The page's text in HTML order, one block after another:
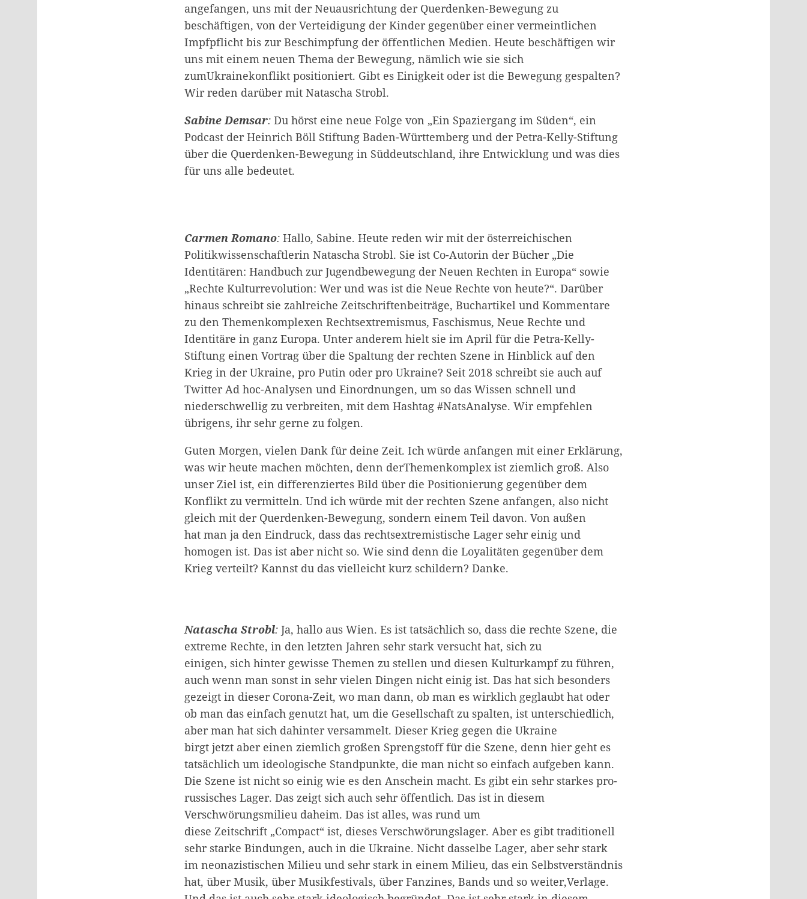
angefangen, uns mit der Neuausrichtung der Querdenken-Bewegung zu
beschäftigen, von der Verteidigung der Kinder gegenüber einer vermeintlichen
Impfpflicht bis zur Beschimpfung der öffentlichen Medien. Heute beschäftigen wir
uns mit einem neuen Thema der Bewegung, nämlich wie sie sich
zumUkrainekonflikt positioniert. Gibt es Einigkeit oder ist die Bewegung gespalten?
Wir reden darüber mit Natascha Strobl.
SabineDemsar: Du hörst eine neue Folge von „Ein Spaziergang im Süden“, ein
Podcast der Heinrich Böll Stiftung Baden-Württemberg und der Petra-Kelly-Stiftung
über die Querdenken-Bewegung in Süddeutschland, ihre Entwicklung und was dies
für uns alle bedeutet.
Carmen Romano: Hallo, Sabine. Heute reden wir mit der österreichischen
Politikwissenschaftlerin Natascha Strobl. Sie ist Co-Autorin der Bücher „Die
Identitären: Handbuch zur Jugendbewegung der Neuen Rechten in Europa“ sowie
„Rechte Kulturrevolution: Wer und was ist die Neue Rechte von heute?“. Darüber
hinaus schreibt sie zahlreiche Zeitschriftenbeiträge, Buchartikel und Kommentare
zu den Themenkomplexen Rechtsextremismus, Faschismus, Neue Rechte und
Identitäre in ganz Europa. Unter anderem hielt sie im April für die Petra-Kelly-
Stiftung einen Vortrag über die Spaltung der rechten Szene in Hinblick auf den
Krieg in der Ukraine, pro Putin oder pro Ukraine? Seit 2018 schreibt sie auch auf
Twitter Ad hoc-Analysen und Einordnungen, um so das Wissen schnell und
niederschwellig zu verbreiten, mit dem Hashtag #NatsAnalyse. Wir empfehlen
übrigens, ihr sehr gerne zu folgen.
Guten Morgen, vielen Dank für deine Zeit. Ich würde anfangen mit einer Erklärung,
was wir heute machen möchten, denn derThemenkomplex ist ziemlich groß. Also
unser Ziel ist, ein differenziertes Bild über die Positionierung gegenüber dem
Konflikt zu vermitteln. Und ich würde mit der rechten Szene anfangen, also nicht
gleich mit der Querdenken-Bewegung, sondern einem Teil davon. Von außen
hat man ja den Eindruck, dass das rechtsextremistische Lager sehr einig und
homogen ist. Das ist aber nicht so. Wie sind denn die Loyalitäten gegenüber dem
Krieg verteilt? Kannst du das vielleicht kurz schildern? Danke.
Natascha Strobl: Ja, hallo aus Wien. Es ist tatsächlich so, dass die rechte Szene, die
extreme Rechte, in den letzten Jahren sehr stark versucht hat, sich zu
einigen, sich hinter gewisse Themen zu stellen und diesen Kulturkampf zu führen,
auch wenn man sonst in sehr vielen Dingen nicht einig ist. Das hat sich besonders
gezeigt in dieser Corona-Zeit, wo man dann, ob man es wirklich geglaubt hat oder
ob man das einfach genutzt hat, um die Gesellschaft zu spalten, ist unterschiedlich,
aber man hat sich dahinter versammelt. Dieser Krieg gegen die Ukraine
birgt jetzt aber einen ziemlich großen Sprengstoff für die Szene, denn hier geht es
tatsächlich um ideologische Standpunkte, die man nicht so einfach aufgeben kann.
Die Szene ist nicht so einig wie es den Anschein macht. Es gibt ein sehr starkes pro-
russisches Lager. Das zeigt sich auch sehr öffentlich. Das ist in diesem
Verschwörungsmilieu daheim. Das ist alles, was rund um
diese Zeitschrift „Compact“ ist, dieses Verschwörungslager. Aber es gibt traditionell
sehr starke Bindungen, auch in die Ukraine. Nicht dasselbe Lager, aber sehr stark
im neonazistischen Milieu und sehr stark in einem Milieu, das ein Selbstverständnis
hat, über Musik, über Musikfestivals, über Fanzines, Bands und so weiter,Verlage.